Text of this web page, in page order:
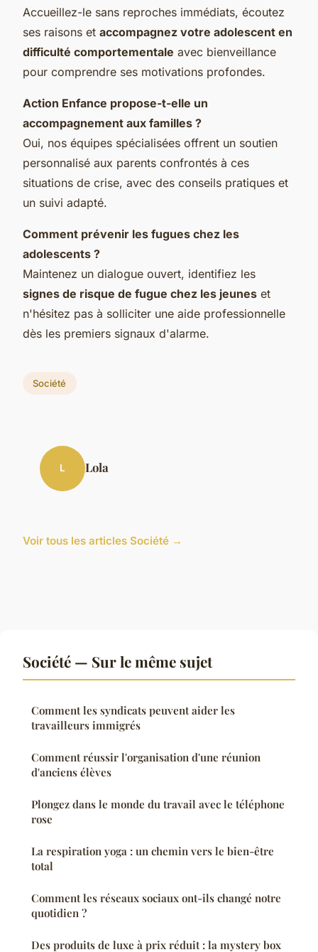
Accueillez-le sans reproches immédiats, écoutez
ses raisons et accompagnez votre adolescent en
difficulté comportementale avec bienveillance
pour comprendre ses motivations profondes.
Action Enfance propose-t-elle un
accompagnement aux familles ?
Oui, nos équipes spécialisées offrent un soutien
personnalisé aux parents confrontés à ces
situations de crise, avec des conseils pratiques et
un suivi adapté.
Comment prévenir les fugues chez les
adolescents ?
Maintenez un dialogue ouvert, identifiez les
signes de risque de fugue chez les jeunes et
n'hésitez pas à solliciter une aide professionnelle
dès les premiers signaux d'alarme.
Société
L Lola
Voir tous les articles Société →
Société — Sur le même sujet
Comment les syndicats peuvent aider les
travailleurs immigrés
Comment réussir l'organisation d'une réunion
d'anciens élèves
Plongez dans le monde du travail avec le téléphone
rose
La respiration yoga : un chemin vers le bien-être
total
Comment les réseaux sociaux ont-ils changé notre
quotidien ?
Des produits de luxe à prix réduit : la mystery box